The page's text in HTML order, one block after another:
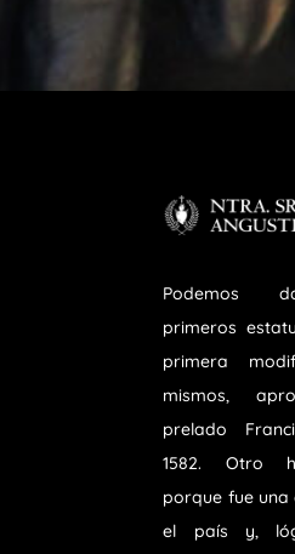
Podemos
primeros
primera
mismos,
prelado
1582. Otro
porque fue
el país y,